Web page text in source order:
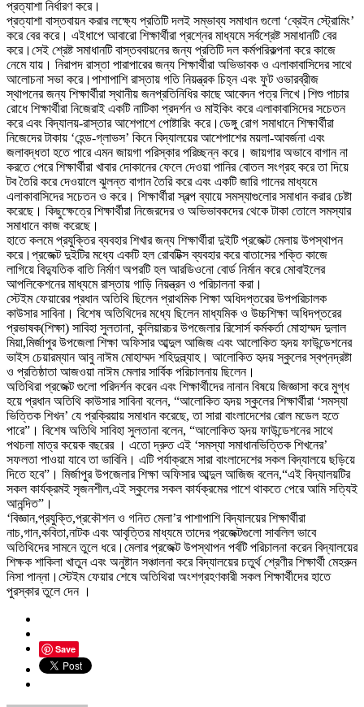
প্রত্যাশা নির্ধারণ করে।
প্রত্যাশা বাস্তবায়ন করার লক্ষ্যে প্রতিটি দলই সম্ভাব্য সমাধান গুলো ‘ব্রেইন স্ট্রোমিং’
করে বের করে। এইধাপে আবারো শিক্ষার্থীরা প্রশ্নের মাধ্যমে সর্বশ্রেষ্ট সমাধানটি বের
করে।সেই শ্রেষ্ট সমাধানটি বাস্তববায়নের জন্য প্রতিটি দল কর্মপরিকল্পনা করে কাজে
নেমে যায়। নিরাপদ রাস্তা পারাপারের জন্য শিক্ষার্থীরা অভিভাবক ও এলাকাবাসিদের সাথে
আলোচনা সভা করে।পাশাপাশি রাস্তায় গতি নিয়ন্ত্রক চিহ্ন এবং ফুট ওভারব্রীজ
স্থাপনের জন্য শিক্ষার্থীরা স্থানীয় জনপ্রতিনিধির কাছে আবেদন পত্র লিখে।শিশু পাচার
রোধে শিক্ষার্থীরা নিজেরাই একটি নাটিকা প্রদর্শন ও মাইকিং করে এলাকাবাসিদের সচেতন
করে এবং বিদ্যালয়-রাস্তার আশেপাশে পোষ্টারিং করে।ডেঙ্গু রোগ সমাধানে শিক্ষার্থীরা
নিজেদের টাকায় ‘হেন্ড-গ্লাভস’ কিনে বিদ্যালয়ের আশেপাশের ময়লা-আবর্জনা এবং
জলাবদ্ধতা হতে পারে এমন জায়গা পরিস্কার পরিচ্ছন্ন করে। জায়গার অভাবে বাগান না
করতে পেরে শিক্ষার্থীরা খাবার দোকানের ফেলে দেওয়া পানির বোতল সংগ্রহ করে তা দিয়ে
টব তৈরি করে দেওয়ালে ঝুলন্ত বাগান তৈরি করে এবং একটি জারি গানের মাধ্যমে
এলাকাবাসিদের সচেতন ও করে। শিক্ষার্থীরা স্বল্প ব্যায়ে সমস্যাগুলোর সমাধান করার চেষ্টা
করেছে। কিছুক্ষেত্রে শিক্ষার্থীরা নিজেরদের ও অভিভাবকদের থেকে টাকা তোলে সমস্যার
সমাধানে কাজ করেছে।
হাতে কলমে প্রযুক্তির ব্যবহার শিখার জন্য শিক্ষার্থীরা দুইটি প্রজেক্ট মেলায় উপস্থাপন
করে।প্রজেক্ট দুইটির মধ্যে একটি হল রোবটিক্স ব্যবহার করে বাতাসের শক্তি কাজে
লাগিয়ে বিদ্যুতিক বাতি নির্মাণ অপরটি হল আরডিওনো বোর্ড নির্মান করে মোবাইলের
আপলিকেশনের মাধ্যমে রাস্তায় গাড়ি নিয়ন্ত্রন ও পরিচালনা করা।
স্টেইম ফেয়ারের প্রধান অতিথি ছিলেন প্রাথমিক শিক্ষা অধিদপ্তরের উপপরিচালক
কাউসার সাবিনা। বিশেষ অতিথিদের মধ্যে ছিলেন মাধ্যমিক ও উচ্চশিক্ষা অধিদপ্তরের
প্রভাষক(শিক্ষা) সাবিহা সুলতানা, কুলিয়ারচর উপজেলার রিসোর্স কর্মকর্তা মোহাম্মদ দুলাল
মিয়া,মির্জাপুর উপজেলা শিক্ষা অফিসার আব্দুল আজিজ এবং আলোকিত হৃদয় ফাউন্ডেশনের
ভাইস চেয়ারম্যান আবু নাঈম মোহাম্মদ শহিদুল্ল্যাহ। আলোকিত হৃদয় স্কুলের স্বপ্নদ্রষ্টা
ও প্রতিষ্ঠাতা আজওয়া নাঈম মেলার সার্বিক পরিচালনায় ছিলেন।
অতিথিরা প্রজেক্ট গুলো পরিদর্শন করেন এবং শিক্ষার্থীদের নানান বিষয়ে জিজ্ঞাসা করে মুগ্ধ
হয়ে প্রধান অতিথি কাউসার সাবিনা বলেন, “আলোকিত হৃদয় স্কুলের শিক্ষার্থীরা ‘সমস্যা
ভিত্তিক শিখন’ যে প্রক্রিয়ায় সমাধান করেছে, তা সারা বাংলাদেশের রোল মডেল হতে
পারে”। বিশেষ অতিথি সাবিহা সুলতানা বলেন, “আলোকিত হৃদয় ফাউন্ডেশনের সাথে
পথচলা মাত্র কয়েক বছরের । এতো দ্রুত এই ‘সমস্যা সমাধানভিত্তিক শিখনের’
সফলতা পাওয়া যাবে তা ভাবিনি। এটি পর্যাক্রমে সারা বাংলাদেশের সকল বিদ্যালয়ে ছড়িয়ে
দিতে হবে”। মির্জাপুর উপজেলার শিক্ষা অফিসার আব্দুল আজিজ বলেন,“এই বিদ্যালয়টির
সকল কার্যক্রমই সৃজনশীল,এই স্কুলের সকল কার্যক্রমের পাশে থাকতে পেরে আমি সত্যিই
আনন্দিত”।
‘বিজ্ঞান,প্রযুক্তি,প্রকৌশল ও গনিত মেলা’র পাশাপাশি বিদ্যালয়ের শিক্ষার্থীরা
নাচ,গান,কবিতা,নাটক এবং আবৃত্তির মাধ্যমে তাদের প্রজেক্টগুলো সাবলিল ভাবে
অতিথিদের সামনে তুলে ধরে।মেলার প্রজেক্ট উপস্থাপন পর্বটি পরিচালনা করেন বিদ্যালয়ের
শিক্ষক শাকিলা খাতুন এবং অনুষ্টান সঞ্চালনা করে বিদ্যালয়ের চতুর্থ শ্রেণীর শিক্ষার্থী মেহরুন
নিসা পান্না।স্টেইম ফেয়ার শেষে অতিথিরা অংশগ্রহণকারী সকল শিক্ষার্থীদের হাতে
পুরস্কার তুলে দেন ।
Save